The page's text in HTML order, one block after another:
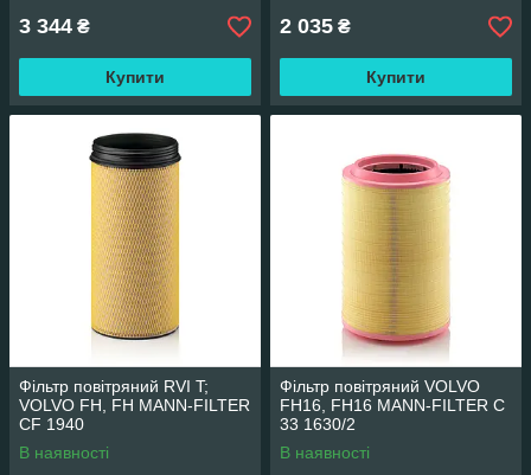
3 344 ₴
Купити
2 035 ₴
Купити
Фільтр повітряний RVI T;
VOLVO FH, FH MANN-FILTER
CF 1940
В наявності
Фільтр повітряний VOLVO
FH16, FH16 MANN-FILTER C
33 1630/2
В наявності